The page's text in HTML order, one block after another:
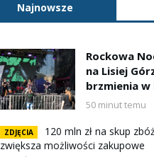
Najnowsze
Rockowa
na Lisiej
brzmienia w
50 minut temu
ZDJĘCIA
120 mln zł na skup
zwiększa możliwości zakupowe